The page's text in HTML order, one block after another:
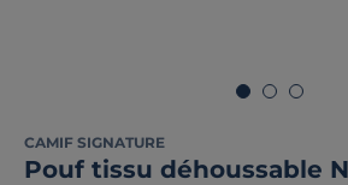
CAMIF SIGNATURE
Pouf tissu déhoussable